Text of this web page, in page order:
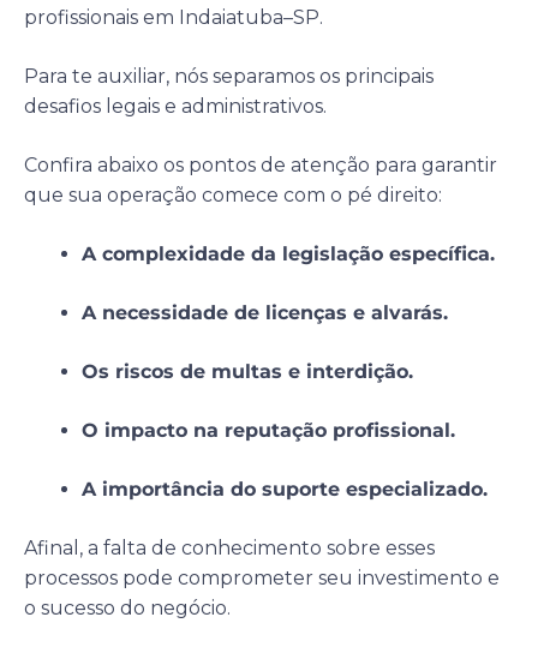
profissionais em Indaiatuba–SP.
Para te auxiliar, nós separamos os principais
desafios legais e administrativos.
Confira abaixo os pontos de atenção para garantir
que sua operação comece com o pé direito:
A complexidade da legislação específica.
A necessidade de licenças e alvarás.
Os riscos de multas e interdição.
O impacto na reputação profissional.
A importância do suporte especializado.
Afinal, a falta de conhecimento sobre esses
processos pode comprometer seu investimento e
o sucesso do negócio.